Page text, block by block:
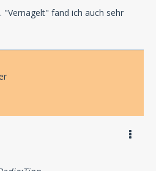
"Vernagelt" fand ich auch sehr